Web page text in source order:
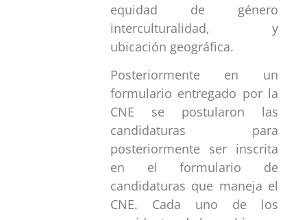
equidad de género
interculturalidad, y
ubicación geográfica.
Posteriormente en un
formulario entregado por la
CNE se postularon las
candidaturas para
posteriormente ser inscrita
en el formulario de
candidaturas que maneja el
CNE. Cada uno de los